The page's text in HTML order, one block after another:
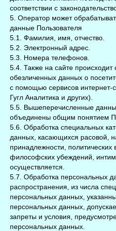
соответствии с
5. Оператор может
данные Пользователя
5.1. Фамилия, имя, отчество.
5.2. Электронный адрес.
5.3. Номера телефонов.
5.4. Также на сайте происходит
обезличенных данных о
с помощью сервисов интернет-
Гугл Аналитика и других).
5.5. Вышеперечисленные
объединены общим понятием
5.6. Обработка специальных
данных, касающихся расовой,
принадлежности, политических
философских убеждений,
осуществляется.
5.7. Обработка персональных
распространения, из числа
персональных данных,
персональных данных,
запреты и условия,
персональных данных.